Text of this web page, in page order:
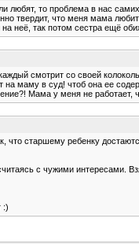
любят, то проблема в нас
твердит, что меня мама
неё, так потом сестра ещё
смотрит со своей
на маму в суд! чтоб она ее
Мама у меня не
что старшему ребенку
с чужими интересами.
:)